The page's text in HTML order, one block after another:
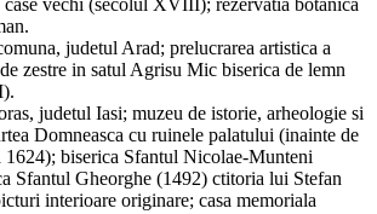
judetul Arad; prelucrarea artistica a
zestre in satul Agrisu Mic biserica de lemn
judetul Iasi; muzeu de istorie, arheologie si
Domneasca cu ruinele palatului (inainte de
1624); biserica Sfantul Nicolae-Munteni
Sfantul Gheorghe (1492) ctitoria lui Stefan
interioare originare; casa memoriala